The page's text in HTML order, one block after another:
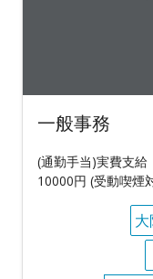
一般事務
(通勤手当)実費支給
10000円 (受動喫煙